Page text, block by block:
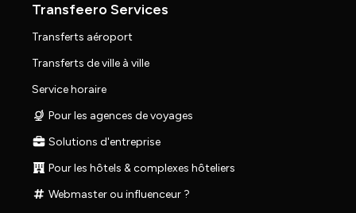
Transfeero Services
Transferts aéroport
Transferts de ville à ville
Service horaire
Pour les agences de voyages
Solutions d'entreprise
Pour les hôtels & complexes hôteliers
Webmaster ou influenceur ?